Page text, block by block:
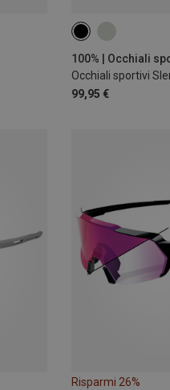
Occhiali sportivi
99,95 €
Risparmi 26%